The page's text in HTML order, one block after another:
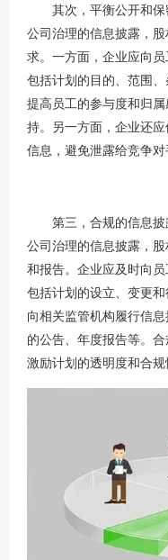
其次，平衡公开和
公司治理的信息披露，
求。一方面，企业应向
包括计划的目的、范围
提高员工的参与度和归
持。另一方面，企业还
信息，避免泄露给竞争对
第三，合规的信息
公司治理的信息披露，
和报告。企业应及时向
包括计划的设立、变更
向相关监管机构履行信
的公告、年度报告等。
激励计划的透明度和合规